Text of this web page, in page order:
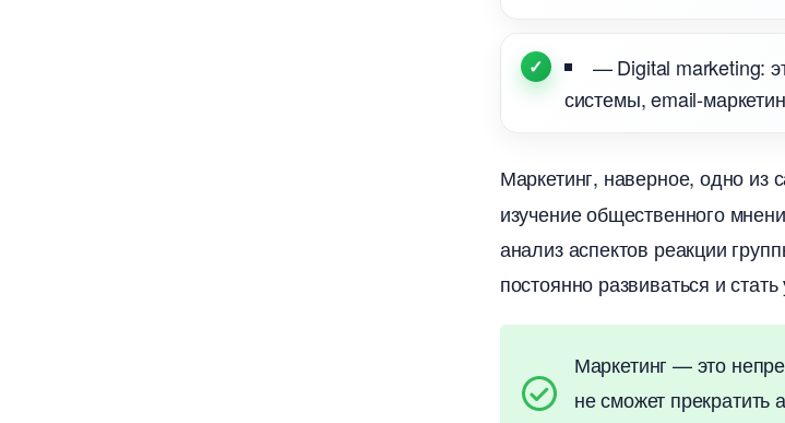
— Digital marketing:
системы, email-
Маркетинг, наверное, одно
изучение общественного
анализ аспектов реакции
постоянно развиваться и
Маркетинг — это
не сможет прекратить